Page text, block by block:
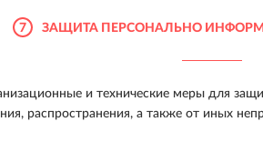
7 ЗАЩИТА ПЕРСОНАЛЬНО
и технические меры для
распространения, а также от иных